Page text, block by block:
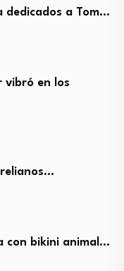
dedicados a Tom…
vibró en los
con bikini animal…